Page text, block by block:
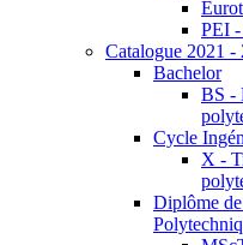
PEI -
Catalogue 2021 -
Bachelor
BS -
Cycle
X -
Diplôme